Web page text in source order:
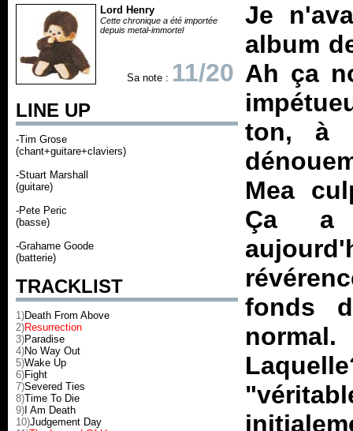
Lord Henry
Cette chronique a été importée
depuis metal-immortel
Sa note : 11/20
LINE UP
-Tim Grose
(chant+guitare+claviers)
-Stuart Marshall
(guitare)
-Pete Peric
(basse)
-Grahame Goode
(batterie)
TRACKLIST
1)Death From Above
2)Resurrection
3)Paradise
4)No Way Out
5)Wake Up
6)Fight
7)Severed Ties
8)Time To Die
9) I Am Death
10)Judgement Day
Je
album
Ah ça
ton, à
Mea
Ça a
fonds